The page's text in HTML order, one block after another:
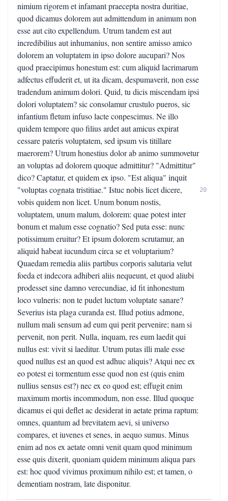
nimium rigorem et infamant praecepta nostra duritiae,
quod dicamus dolorem aut admittendum in animum non
esse aut cito expellendum. Utrum tandem est aut
incredibilius aut inhumanius, non sentire amisso amico
dolorem an voluptatem in ipso dolore aucupari? Nos
quod praecipimus honestum est: cum aliquid lacrimarum
adfectus effuderit et, ut ita dicam, despumaverit, non esse
tradendum animum dolori. Quid, tu dicis miscendam ipsi
dolori voluptatem? sic consolamur crustulo pueros, sic
infantium fletum infuso lacte conpescimus. Ne illo
quidem tempore quo filius ardet aut amicus expirat
cessare pateris voluptatem, sed ipsum vis titillare
maerorem? Utrum honestius dolor ab animo summovetur
an voluptas ad dolorem quoque admittitur? "Admittitur"
dico? Captatur, et quidem ex ipso. "Est aliqua" inquit
"voluptas cognata tristitiae." Istuc nobis licet dicere,
vobis quidem non licet. Unum bonum nostis,
voluptatem, unum malum, dolorem: quae potest inter
bonum et malum esse cognatio? Sed puta esse: nunc
potissimum eruitur? Et ipsum dolorem scrutamur, an
aliquid habeat iucundum circa se et voluptarium?
Quaedam remedia aliis partibus corporis salutaria velut
foeda et indecora adhiberi aliis nequeunt, et quod aliubi
prodesset sine damno verecundiae, id fit inhonestum
loco vulneris: non te pudet luctum voluptate sanare?
Severius ista plaga curanda est. Illud potius admone,
nullum mali sensum ad eum qui perit pervenire; nam si
pervenit, non perit. Nulla, inquam, res eum laedit qui
nullus est: vivit si laeditur. Utrum putas illi male esse
quod nullus est an quod est adhuc aliquis? Atqui nec ex
eo potest ei tormentum esse quod non est (quis enim
nullius sensus est?) nec ex eo quod est; effugit enim
maximum mortis incommodum, non esse. Illud quoque
dicamus ei qui deflet ac desiderat in aetate prima raptum:
omnes, quantum ad brevitatem aevi, si universo
compares, et iuvenes et senes, in aequo sumus. Minus
enim ad nos ex aetate omni venit quam quod minimum
esse quis dixerit, quoniam quidem minimum aliqua pars
est: hoc quod vivimus proximum nihilo est; et tamen, o
dementiam nostram, late disponitur.
20